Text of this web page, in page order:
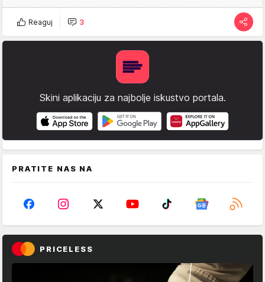
Reaguj 3
Skini aplikaciju za najbolje iskustvo portala.
PRATITE NAS NA
PRICELESS